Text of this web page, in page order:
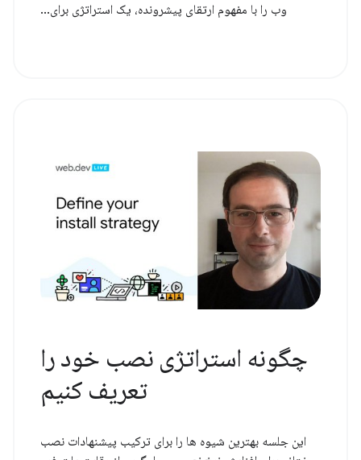
وب را با مفهوم ارتقای پیشرونده، یک استراتژی برای...
چگونه استراتژی نصب خود را
تعریف کنیم
این جلسه بهترین شیوه ها را برای ترکیب پیشنهادات نصب